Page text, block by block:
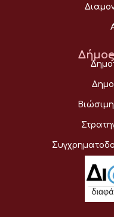
Δήμος